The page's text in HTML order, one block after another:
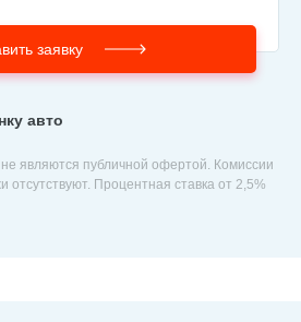
заявку
авто
являются публичной офертой. Комиссии
Процентная ставка от 2,5%